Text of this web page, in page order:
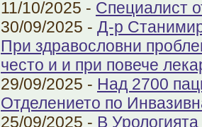
11/10/2025 - Специалист
30/09/2025 - Д-р
При здравословни
често и и при повече
29/09/2025 - Над 2700
Отделението по
25/09/2025 - В